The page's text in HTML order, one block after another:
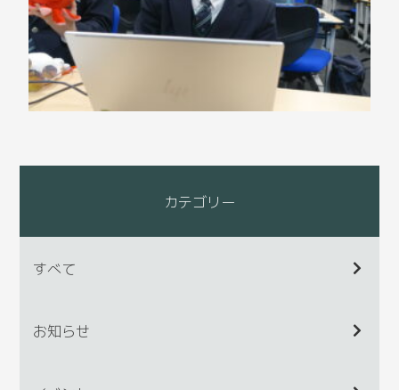
カテゴリー
すべて
お知らせ